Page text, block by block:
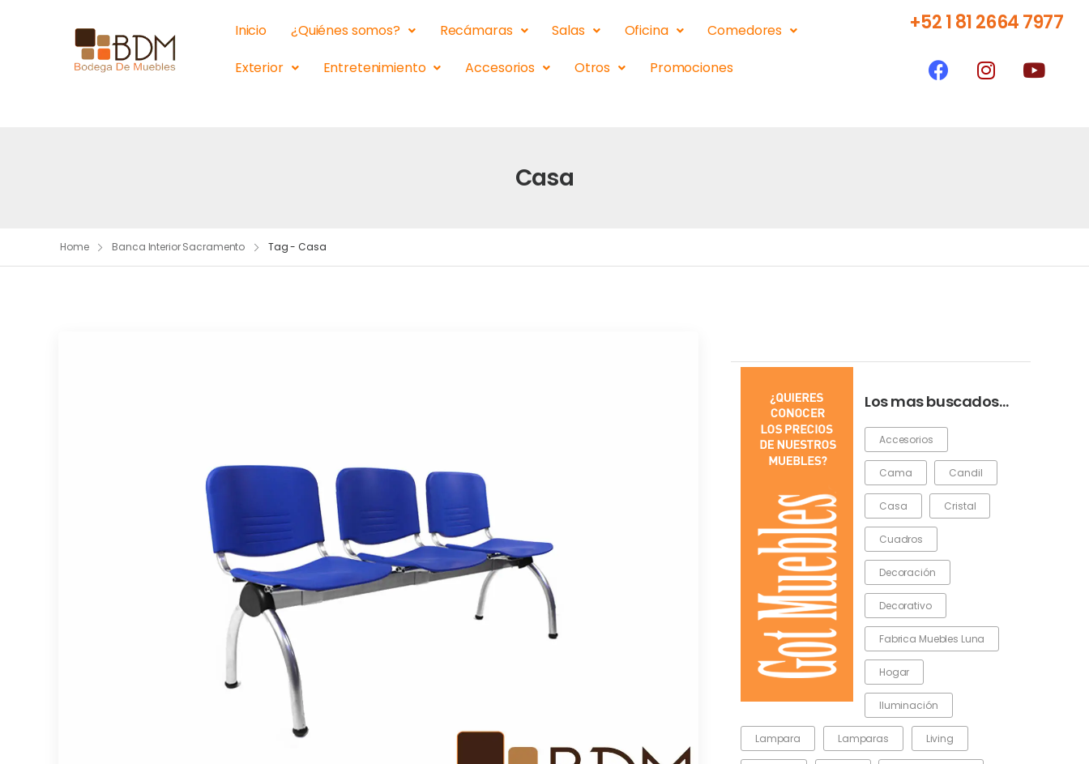
Inicio ¿Quiénes somos? Recámaras Salas Oficina
Comedores
Exterior
Entretenimiento Accesorios Otros Promociones
+52 1 81 2664 7977
Casa
Home Banca Interior Sacramento Tag - Casa
Los mas buscados…
Accesorios
Cama Candil
Casa Cristal
Cuadros
Decoración
Decorativo
Fabrica Muebles Luna
Hogar
Iluminación
Lampara Lamparas Living